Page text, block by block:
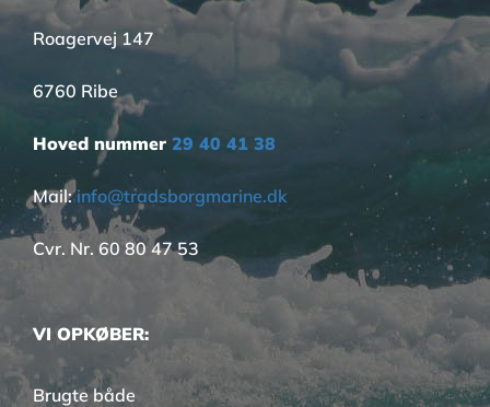
Roagervej 147
6760 Ribe
Hoved nummer 29 40 41 38
Mail:info@tradsborgmarine.dk
Cvr. Nr. 60 80 47 53
VI OPKØBER:
Brugte både